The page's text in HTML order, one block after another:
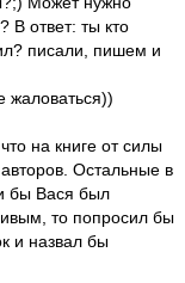
В ответ: ты кто
писали, пишем и
жаловаться))
на книге от силы
Остальные в
бы Вася был
то попросил бы
и назвал бы